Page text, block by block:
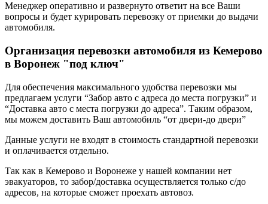
Менеджер оперативно и развернуто ответит на все Ваши
вопросы и будет курировать перевозку от приемки до выдачи
автомобиля.
Организация перевозки автомобиля из Кемерово
в Воронеж "под ключ"
Для обеспечения максимального удобства перевозки мы
предлагаем услуги “Забор авто с адреса до места погрузки” и
“Доставка авто с места погрузки до адреса”. Таким образом,
мы можем доставить Ваш автомобиль “от двери-до двери”
Данные услуги не входят в стоимость стандартной перевозки
и оплачивается отдельно.
Так как в Кемерово и Воронеже у нашей компании нет
эвакуаторов, то забор/доставка осуществляется только с/до
адресов, на которые сможет проехать автовоз.